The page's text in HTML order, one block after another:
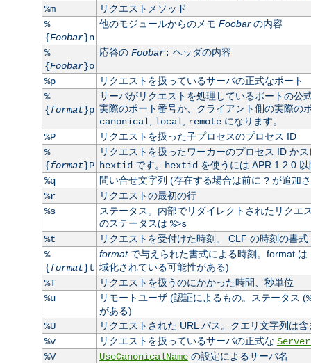
%m
リクエストメソッド
%
{Foobar}n
他のモジュールからのメモ Foobarの内容
%
{Foobar}o
応答の Foobar: ヘッダの内容
%p
リクエストを扱っているサーバの正式なポート
%
{format}p
サーバがリクエストを処理しているポートの公
実際のポート番号か、クライアント側の実際の
canonical local remoteになります。
%P
リクエストを扱った子プロセスのプロセス ID
%
{format}P
リクエストを扱ったワーカーのプロセス ID か
hextidです。 hextidを使うには APR 1.2.0 以
%q
問い合せ文字列 (存在する場合は前に ?が追加
%r
リクエストの最初の行
%s
ステータス。内部でリダイレクトされたリク
のステータスは %>s
%t
リクエストを受付けた時刻。 CLF の時刻の書
%
{format}t
formatで与えられた書式による時刻。format は
域化されている可能性がある)
%T
リクエストを扱うのにかかった時間、秒単位
%u
リモートユーザ (認証によるもの。ステータス (
がある)
%U
リクエストされた URL パス。クエリ文字列は含
%v
リクエストを扱っているサーバの正式な
%V
UseCanonicalNameの設定によるサーバ名